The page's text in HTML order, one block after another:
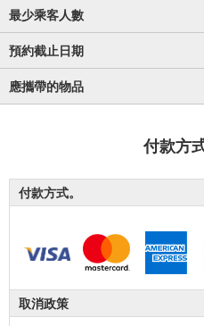
最少乘客人數
預約截止日期
應攜帶的物品
付款方
付款方式。
取消政策